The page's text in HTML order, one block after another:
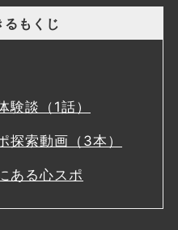
るもくじ
験談（1話）
探索動画（3本）
ある心スポ